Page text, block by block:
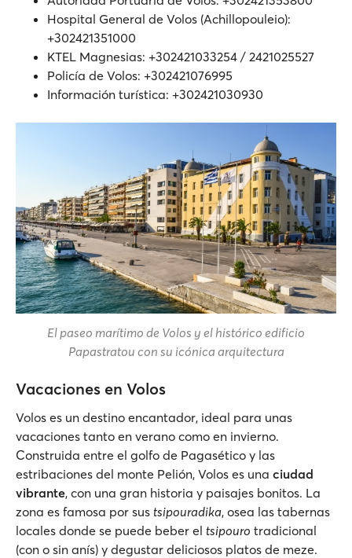
Hospital General de Volos (Achillopouleio):
+302421351000
KTEL Magnesias: +302421033254 / 2421025527
Policía de Volos: +302421076995
Información turística: +302421030930
El paseo marítimo de Volos y el histórico edificio
Papastratou con su icónica arquitectura
Vacaciones en Volos
Volos es un destino encantador, ideal para unas
vacaciones tanto en verano como en invierno.
Construida entre el golfo de Pagasético y las
estribaciones del monte Pelión, Volos es una ciudad
vibrante, con una gran historia y paisajes bonitos. La
zona es famosa por sus tsipouradika, osea las tabernas
locales donde se puede beber el tsipouro tradicional
(con o sin anís) y degustar deliciosos platos de meze.